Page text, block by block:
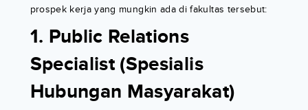
prospek kerja yang mungkin ada di fakultas tersebut:
1. Public Relations
Specialist (Spesialis
Hubungan Masyarakat)